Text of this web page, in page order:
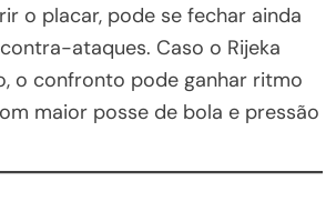
o placar, pode se fechar ainda
ataques. Caso o Rijeka
o confronto pode ganhar ritmo
maior posse de bola e pressão